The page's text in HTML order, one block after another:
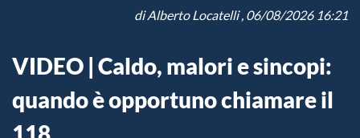
diAlberto Locatelli , 06/08/2026 16:21
VIDEO | Caldo, malori e sincopi:
quando è opportuno chiamare il